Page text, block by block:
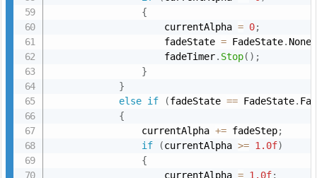
ォ
ー
ム
の
作
成
と
F
a
{
                    currentAlpha
= 0;
                    fadeState
= FadeState. None
                    fadeTimer
. Stop( ) ;
}
}
else if (fadeState == FadeState.
{
                currentAlpha
+= fadeStep;
if
(currentAlpha >= 1.0f)
{
                    currentAlpha
= 1.0f;